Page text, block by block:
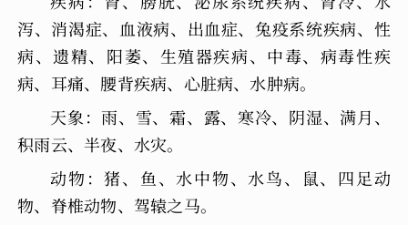
泻、消渴症、血液病、出血症、兔疫系统疾病、性
病、遗精、阳萎、生殖器疾病、中毒、病毒性疾
病、耳痛、腰背疾病、心脏病、水肿病。
天象：雨、雪、霜、露、寒冷、阴湿、满月、
积雨云、半夜、水灾。
动物：猪、鱼、水中物、水鸟、鼠、四足动
物、脊椎动物、驾辕之马。